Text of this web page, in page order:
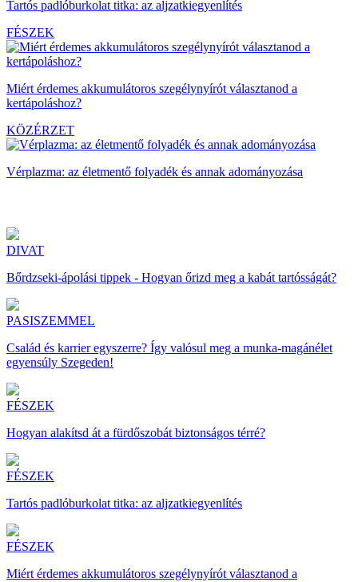
Tartós padlóburkolat titka: az aljzatkiegyenlítés
FÉSZEK
Miért érdemes akkumulátoros szegélynyírót választanod a
kertápoláshoz?
KÖZÉRZET
Vérplazma: az életmentő folyadék és annak adományozása
DIVAT
Bőrdzseki-ápolási tippek - Hogyan őrizd meg a kabát tartósságát?
PASISZEMMEL
Család és karrier egyszerre? Így valósul meg a munka-magánélet
egyensúly Szegeden!
FÉSZEK
Hogyan alakítsd át a fürdőszobát biztonságos térré?
FÉSZEK
Tartós padlóburkolat titka: az aljzatkiegyenlítés
FÉSZEK
Miért érdemes akkumulátoros szegélynyírót választanod a